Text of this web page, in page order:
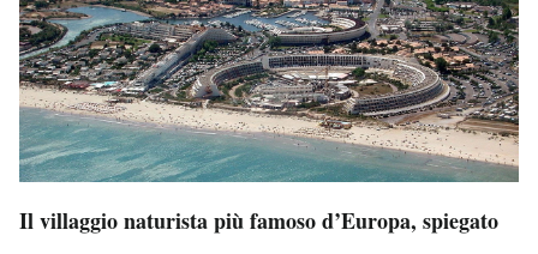
CALENDARIO
AREA PERSONALE
Area Personale
Notifiche mobile
Il villaggio naturista più famoso d’Europa, spiegato